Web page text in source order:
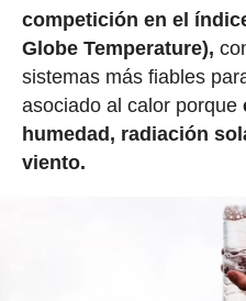
competición en el
Globe Temperature),
sistemas más fiables
asociado al calor porque
humedad, radiación
viento.